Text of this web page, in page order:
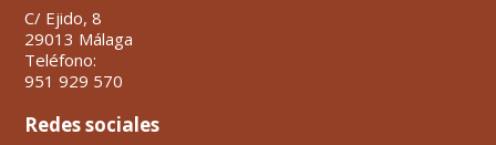
C/ Ejido, 8
29013 Málaga
Teléfono:
951 929 570
Redes sociales